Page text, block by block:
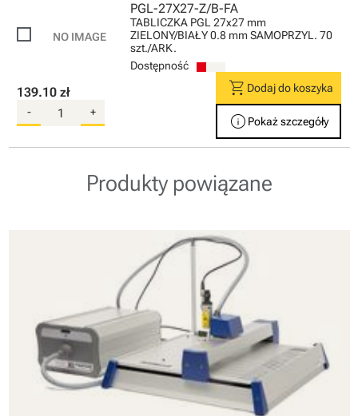
PGL-27X27-Z/B-FA
TABLICZKA PGL 27x27 mm
ZIELONY/BIAŁY 0.8 mm SAMOPRZYL. 70
szt./ARK.
Dostępność
139.10 zł
- +
shopping_cart Dodaj do koszyka
info Pokaż szczegóły
Produkty powiązane